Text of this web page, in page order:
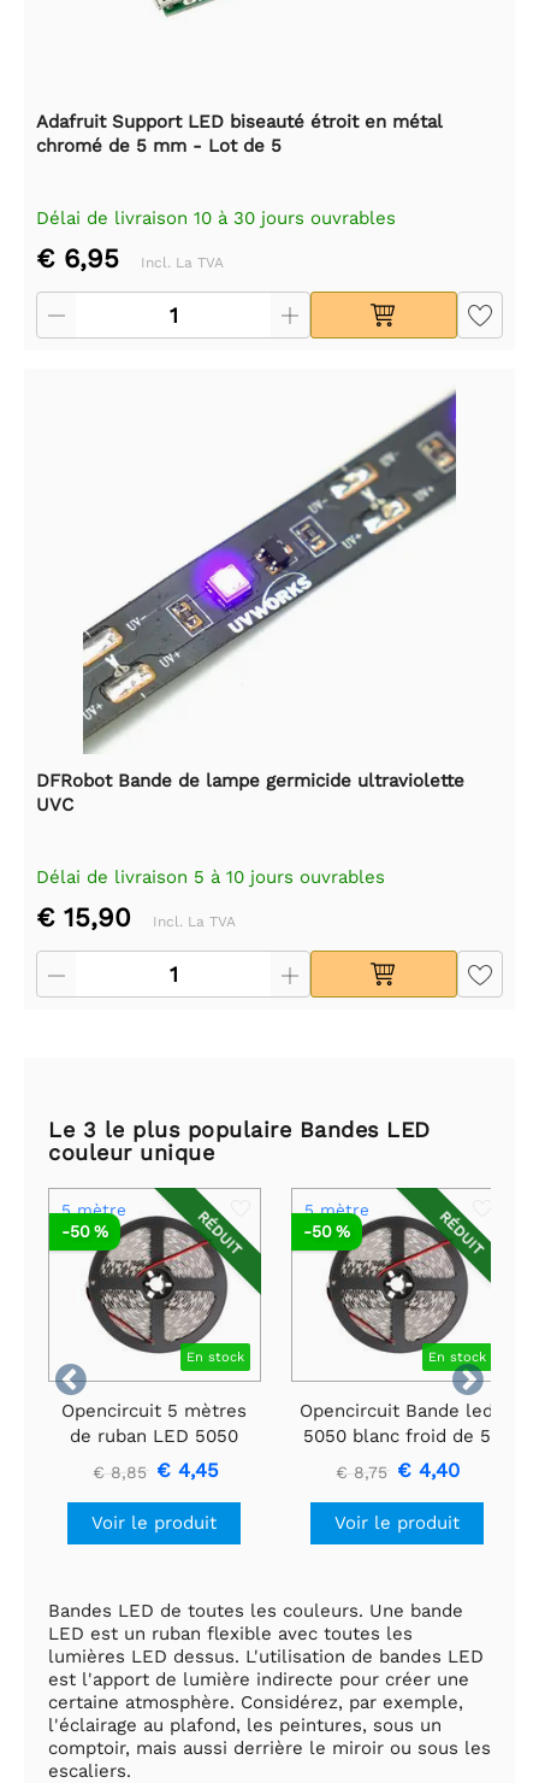
Adafruit Support LED biseauté étroit en métal
chromé de 5 mm - Lot de 5
Délai de livraison 10 à 30 jours ouvrables
€ 6,95 Incl. La TVA
DFRobot Bande de lampe germicide ultraviolette
UVC
Délai de livraison 5 à 10 jours ouvrables
€ 15,90 Incl. La TVA
Le 3 le plus populaire Bandes LED
couleur unique


RÉDUIT
5 mètre
En stock
-50 %
Opencircuit 5 mètres
de ruban LED 5050
blanc chaud - 60 LED
par mètre
€ 8,85 € 4,45
Voir le produit
RÉDUIT
5 mètre
En stock
-50 %
Opencircuit Bande led
5050 blanc froid de 5
mètres
€ 8,75 € 4,40
Voir le produit
Bandes LED de toutes les couleurs. Une bande
LED est un ruban flexible avec toutes les
lumières LED dessus. L'utilisation de bandes LED
est l'apport de lumière indirecte pour créer une
certaine atmosphère. Considérez, par exemple,
l'éclairage au plafond, les peintures, sous un
comptoir, mais aussi derrière le miroir ou sous les
escaliers.